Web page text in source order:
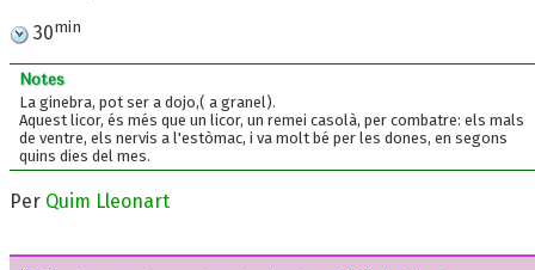
30min
Notes
La ginebra, pot ser a dojo,( a granel).
Aquest licor, és més que un licor, un remei casolà, per combatre: els mals
de ventre, els nervis a l'estòmac, i va molt bé per les dones, en segons
quins dies del mes.
Per Quim Lleonart